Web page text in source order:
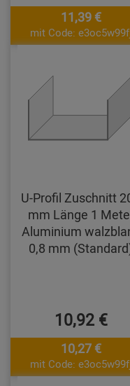
11,39 €
mit Code:
U-Profil Zuschnitt
mm Länge 1
Aluminium
0,8 mm
10,92 €
10,27 €
mit Code: